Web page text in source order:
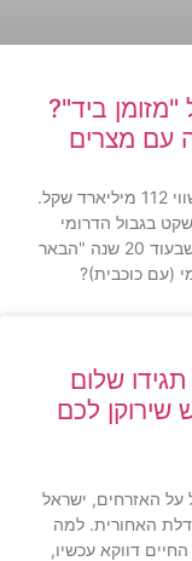
ביד"?
עם מצרים
ישראל חתמה על עסקת יצוא גז היסטורית בשווי 112 מיליארד שקל.
בגבול הדרומי
והבטחת פיתוח המאגרים. מצד שני: החשש שבעוד 20 שנה "הבאר
(עם כוכבית)?
שלום
שירוקן לכם
על האזרחים, ישראל
חדש בדלת האחורית. למה
דווקא עכשיו,